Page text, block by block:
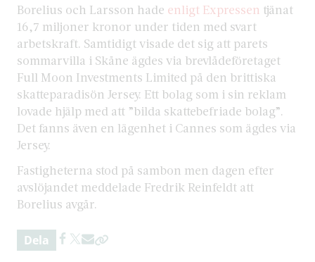
Borelius och Larsson hade enligt Expressen tjänat
16,7 miljoner kronor under tiden med svart
arbetskraft. Samtidigt visade det sig att parets
sommarvilla i Skåne ägdes via brevlådeföretaget
Full Moon Investments Limited på den brittiska
skatteparadisön Jersey. Ett bolag som i sin reklam
lovade hjälp med att ”bilda skattebefriade bolag”.
Det fanns även en lägenhet i Cannes som ägdes via
Jersey.
Fastigheterna stod på sambon men dagen efter
avslöjandet meddelade Fredrik Reinfeldt att
Borelius avgår.
Dela